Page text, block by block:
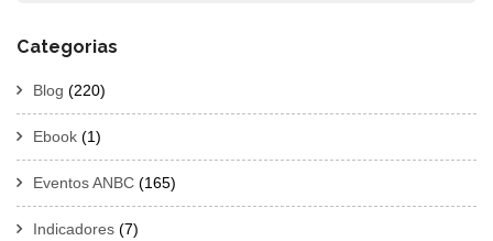
Categorias
Blog (220)
Ebook (1)
Eventos ANBC (165)
Indicadores (7)